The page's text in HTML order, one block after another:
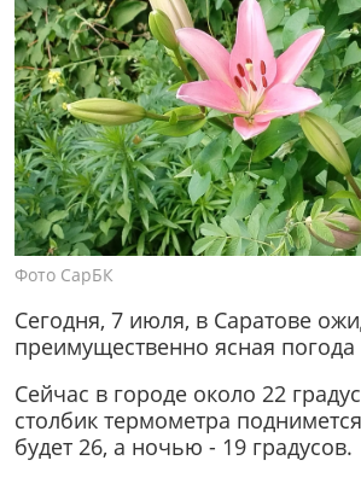
Фото СарБК
Сегодня, 7 июля, в Саратове
преимущественно ясная погода
Сейчас в городе около 22
столбик термометра
будет 26, а ночью - 19 градусов.